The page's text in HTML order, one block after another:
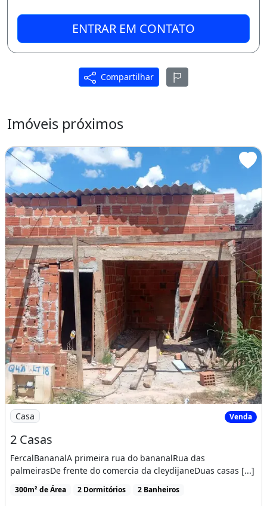
ENTRAR EM CONTATO
Compartilhar
Imóveis próximos
Imagem: 2 Casas
Casa Venda
2 Casas
FercalBananalA primeira rua do bananalRua das
palmeirasDe frente do comercia da cleydijaneDuas casas [...]
300m² de Área 2 Dormitórios 2 Banheiros